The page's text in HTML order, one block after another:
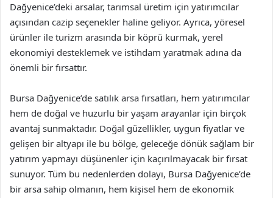
Dağyenice’deki arsalar, tarımsal üretim için yatırımcılar
açısından cazip seçenekler haline geliyor. Ayrıca, yöresel
ürünler ile turizm arasında bir köprü kurmak, yerel
ekonomiyi desteklemek ve istihdam yaratmak adına da
önemli bir fırsattır.
Bursa Dağyenice’de satılık arsa fırsatları, hem yatırımcılar
hem de doğal ve huzurlu bir yaşam arayanlar için birçok
avantaj sunmaktadır. Doğal güzellikler, uygun fiyatlar ve
gelişen bir altyapı ile bu bölge, geleceğe dönük sağlam bir
yatırım yapmayı düşünenler için kaçırılmayacak bir fırsat
sunuyor. Tüm bu nedenlerden dolayı, Bursa Dağyenice’de
bir arsa sahip olmanın, hem kişisel hem de ekonomik